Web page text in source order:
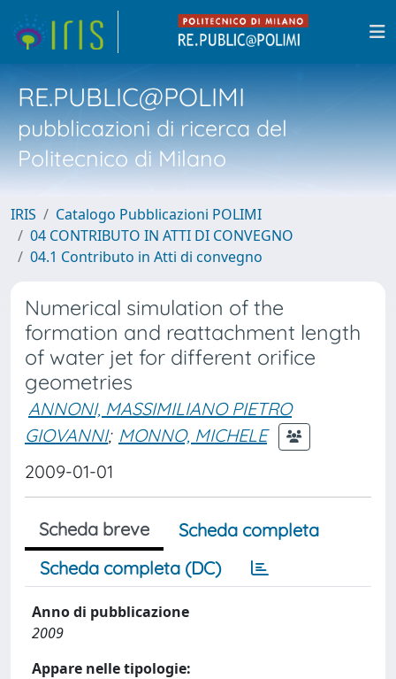
RE.PUBLIC@POLIMI
pubblicazioni di ricerca del
Politecnico di Milano
IRIS
Catalogo Pubblicazioni POLIMI
04 CONTRIBUTO IN ATTI DI CONVEGNO
04.1 Contributo in Atti di convegno
Numerical simulation of the
formation and reattachment length
of water jet for different orifice
geometries
ANNONI, MASSIMILIANO PIETRO
GIOVANNI; MONNO, MICHELE
2009-01-01
Scheda breve
Scheda completa
Scheda completa (DC)
Anno di pubblicazione
2009
Appare nelle tipologie: